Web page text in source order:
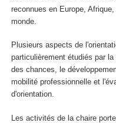
reconnues en Europe,
monde.
Plusieurs aspects de
particulièrement étudiés par
des chances, le
mobilité professionnelle et
d'orientation.
Les activités de la chaire